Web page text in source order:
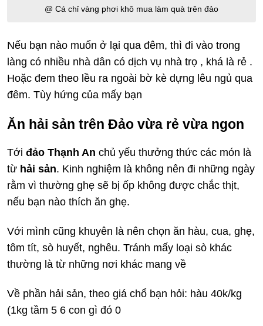
@ Cá chỉ vàng phơi khô mua làm quà trên đảo
Nếu bạn nào muốn ở lại qua đêm, thì đi vào trong
làng có nhiều nhà dân có dịch vụ nhà trọ , khá là rẻ .
Hoặc đem theo lều ra ngoài bờ kè dựng lêu ngủ qua
đêm. Tùy hứng của mấy bạn
Ăn hải sản trên Đảo vừa rẻ vừa ngon
Tới đảo Thạnh An chủ yếu thưởng thức các món là
từ hải sản. Kinh nghiệm là không nên đi những ngày
rằm vì thường ghẹ sẽ bị ốp không được chắc thịt,
nếu bạn nào thích ăn ghẹ.
Với mình cũng khuyên là nên chọn ăn hàu, cua, ghẹ,
tôm tít, sò huyết, nghêu. Tránh mấy loại sò khác
thường là từ những nơi khác mang về
Về phần hải sản, theo giá chổ bạn hỏi: hàu 40k/kg
(1kg tầm 5 6 con gì đó 0